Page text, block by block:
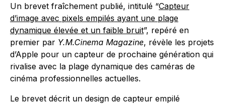
Un brevet fraîchement publié, intitulé “Capteur
d’image avec pixels empilés ayant une plage
dynamique élevée et un faible bruit”, repéré en
premier par Y.M.Cinema Magazine, révèle les projets
d’Apple pour un capteur de prochaine génération qui
rivalise avec la plage dynamique des caméras de
cinéma professionnelles actuelles.
Le brevet décrit un design de capteur empilé